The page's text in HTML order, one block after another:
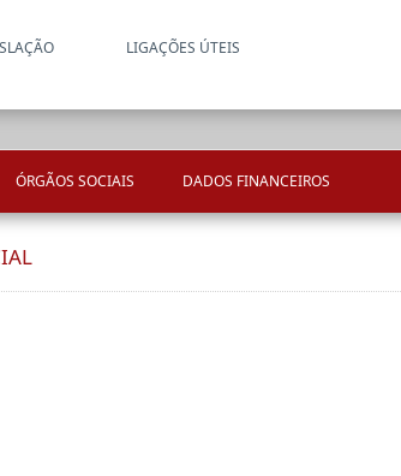
LIGAÇÕES ÚTEIS
ÓRGÃOS SOCIAIS DADOS FINANCEIROS